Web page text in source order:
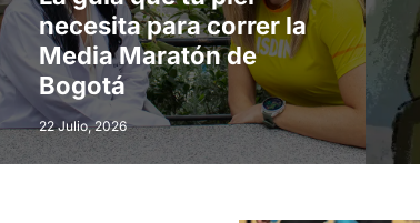
necesita para correr la
Media Maratón de
Bogotá
22 Julio, 2026